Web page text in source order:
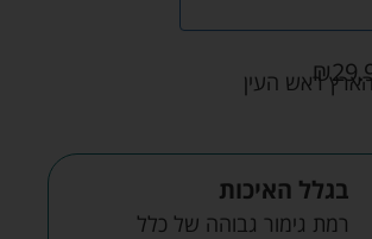
₪
בגלל האיכות
רמת גימור גבוהה של כלל